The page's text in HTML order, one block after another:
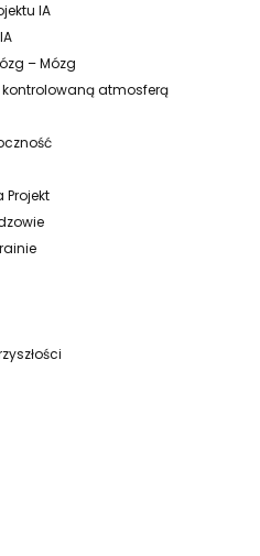
IA
– Mózg
kontrolowaną atmosferą
Projekt